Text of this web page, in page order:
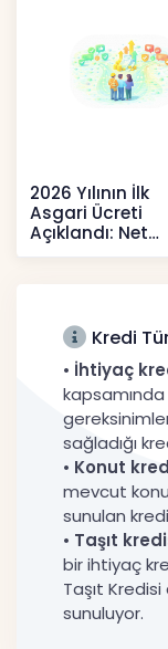
2026 Yılının İlk
Asgari Ücreti
Açıklandı: Net
52.738 TL, Ek
Kredi
• İhtiyaç
kapsamında
sağladığı
• Konut
mevcut
sunulan
• Taşıt
bir ihtiyaç
Taşıt
sunuluyor.